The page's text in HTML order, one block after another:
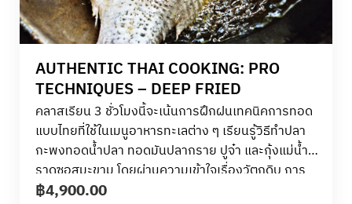
AUTHENTIC THAI COOKING: PRO
TECHNIQUES – DEEP FRIED
คลาสเรียน 3 ชั่วโมงนี้จะเน้นการฝึกฝนเทคนิคการทอด
แบบไทยที่ใช้ในเมนูอาหารทะเลต่าง ๆ เรียนรู้วิธีทำปลา
กะพงทอดน้ำปลา ทอดมันปลากราย ปูจ๋า และกุ้งแม่น้ำ
ราดซอสมะขาม โดยผ่านความเข้าใจเรื่องวัตถุดิบ การ
สาธิตโดยเชฟผู้เชี่ยวชาญ และการลงมือทำจริง คุณจะได้
฿4,900.00